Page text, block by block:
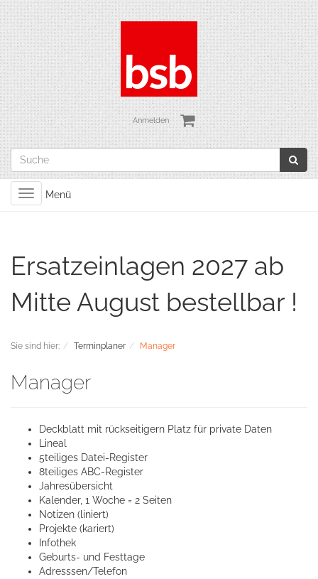
Anmelden
Toggle
navigation
Menü
Ersatzeinlagen 2027 ab
Mitte August bestellbar !
Sie sind hier: Terminplaner Manager
Manager
Deckblatt mit rückseitigern Platz für private Daten
Lineal
5teiliges Datei-Register
8teiliges ABC-Register
Jahresübersicht
Kalender, 1 Woche = 2 Seiten
Notizen (liniert)
Projekte (kariert)
Infothek
Geburts- und Festtage
Adresssen/Telefon